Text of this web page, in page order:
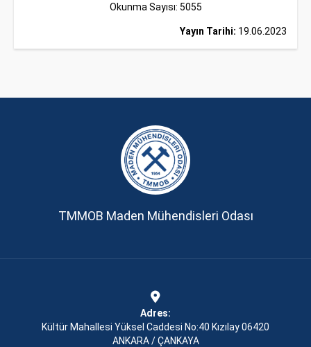
Okunma Sayısı: 5055
Yayın Tarihi: 19.06.2023
TMMOB Maden Mühendisleri Odası
Adres:
Kültür Mahallesi Yüksel Caddesi No:40 Kızılay 06420
ANKARA / ÇANKAYA